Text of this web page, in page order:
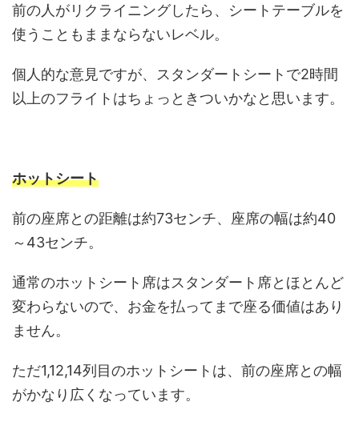
前の人がリクライニングしたら、シートテーブルを
使うこともままならないレベル。
個人的な意見ですが、スタンダートシートで2時間
以上のフライトはちょっときついかなと思います。
ホットシート
前の座席との距離は約73センチ、座席の幅は約40
～43センチ。
通常のホットシート席はスタンダート席とほとんど
変わらないので、お金を払ってまで座る価値はあり
ません。
ただ1,12,14列目のホットシートは、前の座席との幅
がかなり広くなっています。